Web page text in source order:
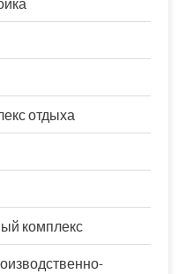
отдыха
комплекс